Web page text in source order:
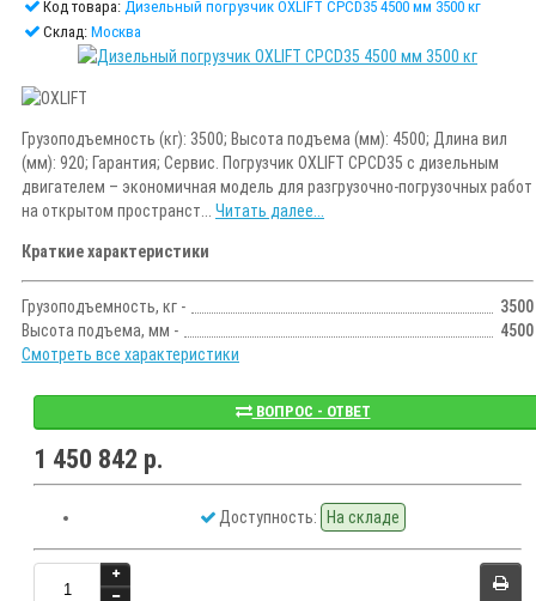
Код товара: Дизельный погрузчик OXLIFT CPCD35 4500 мм 3500 кг
Склад: Москва
Грузоподъемность (кг): 3500; Высота подъема (мм): 4500; Длина вил
(мм): 920; Гарантия; Сервис. Погрузчик OXLIFT CPCD35 с дизельным
двигателем – экономичная модель для разгрузочно-погрузочных работ
на открытом пространст... Читать далее...
Краткие характеристики
Грузоподъемность, кг -
3500
Высота подъема, мм -
4500
Смотреть все характеристики
ВОПРОС - ОТВЕТ
1 450 842 р.
Доступность: На складе